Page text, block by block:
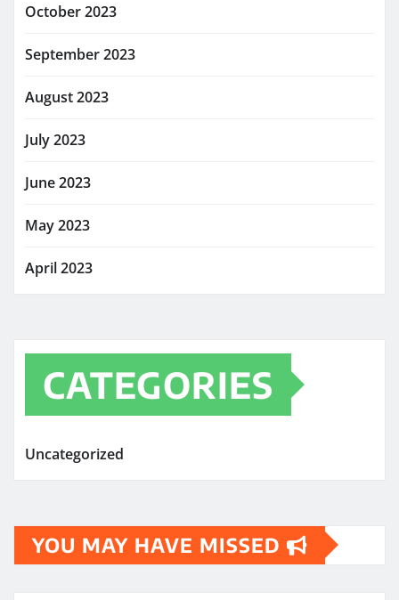
October 2023
September 2023
August 2023
July 2023
June 2023
May 2023
April 2023
CATEGORIES
Uncategorized
YOU MAY HAVE MISSED